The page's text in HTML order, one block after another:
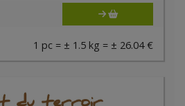
1 pc = ± 1.5 kg = ± 26.04 €